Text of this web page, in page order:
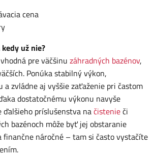
cena
už nie?
pre väčšinu záhradných bazénov,
Ponúka stabilný výkon,
a zvládne aj vyššie zaťaženie pri častom
dostatočnému výkonu navyše
ďalšieho príslušenstva načistenieči
bazénoch môže byť jej obstaranie
finančne náročné – tam si často vystačíte